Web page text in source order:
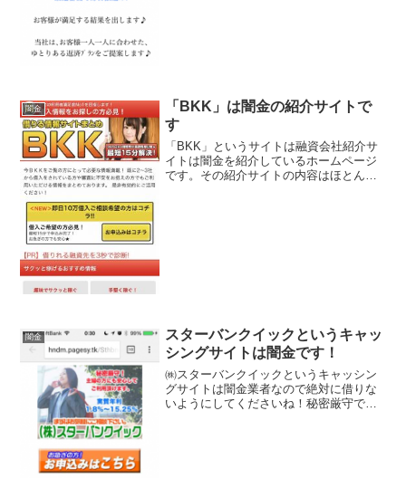
闇金
「BKK」は闇金の紹介サイトで
す
「BKK」というサイトは融資会社紹介サ
イトは闇金を紹介しているホームページ
です。その紹介サイトの内容はほとんど
闇金
スターバンクイックというキャッ
シングサイトは闇金です！
㈱スターバンクイックというキャッシン
グサイトは闇金業者なので絶対に借りな
いようにしてくださいね！秘密厳守で実